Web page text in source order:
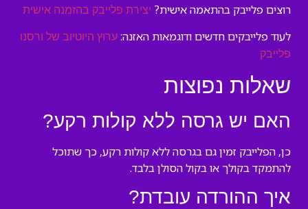
רוצים פלייבק בהתאמה אישית? יצירת פלייבק בהזמנה אישית
לעוד פלייבקים חדשים ודוגמאות האזנה: ערוץ היוטיוב של ורסנו
פלייבק
שאלות נפוצות
האם יש גרסה ללא קולות רקע?
כן, הפלייבק זמין גם בגרסה ללא קולות רקע, כך שתוכל
להתמקד בקולך או בקול הסולן בלבד.
איך ההורדה עובדת?